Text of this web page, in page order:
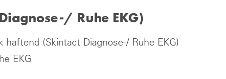
Ruhe EKG)
(Skintact Diagnose-/ Ruhe EKG)
EKG